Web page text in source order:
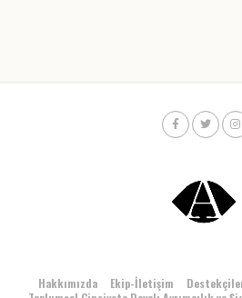
Hakkımızda Ekip-İletişim